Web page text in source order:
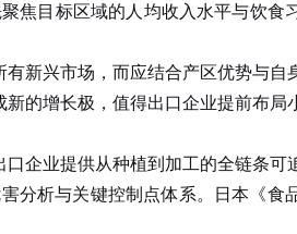
焦目标区域的人均收入水平与饮食
兴市场，而应结合产区优势与自
的增长极，值得出口企业提前布局
企业提供从种植到加工的全链条可
析与关键控制点体系。日本《食